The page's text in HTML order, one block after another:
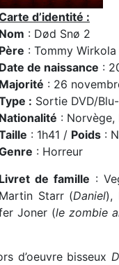
d’identité :
Nom : Død Snø 2
Père : Tommy Wirkola
Date de naissance :
Majorité : 26
: Sortie DVD/
Nationalité : Norvège,
: 1h41 / Poids :
: Horreur
Livret de famille :
Martin Starr (Daniel),
Joner (le zombie
d’oeuvre bisseux